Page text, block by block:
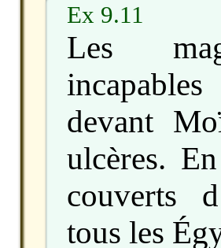
Ex 9.11
Les
devant
ulcères.
couverts
tous les